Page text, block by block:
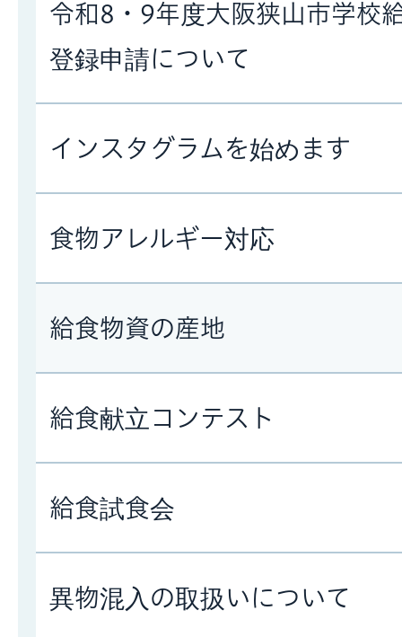
令和8・9年度大阪狭山市学校
登録申請について
インスタグラムを始めます
食物アレルギー対応
給食物資の産地
給食献立コンテスト
給食試食会
異物混入の取扱いについて